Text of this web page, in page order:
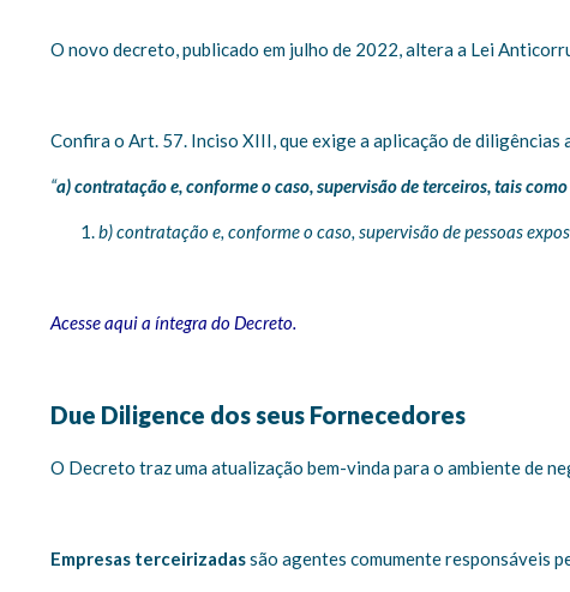
O novo decreto, publicado em julho de 2022, altera a Lei
Confira o Art. 57. Inciso XIII, que exige a aplicação de diligências
“a) contratação e, conforme o caso, supervisão de terceiros, tais
b) contratação e, conforme o caso, supervisão de pessoas
Acesse aqui a íntegra do Decreto.
Due Diligence dos seus Fornecedores
O Decreto traz uma atualização bem-vinda para o ambiente de
Empresas terceirizadassão agentes comumente responsáveis